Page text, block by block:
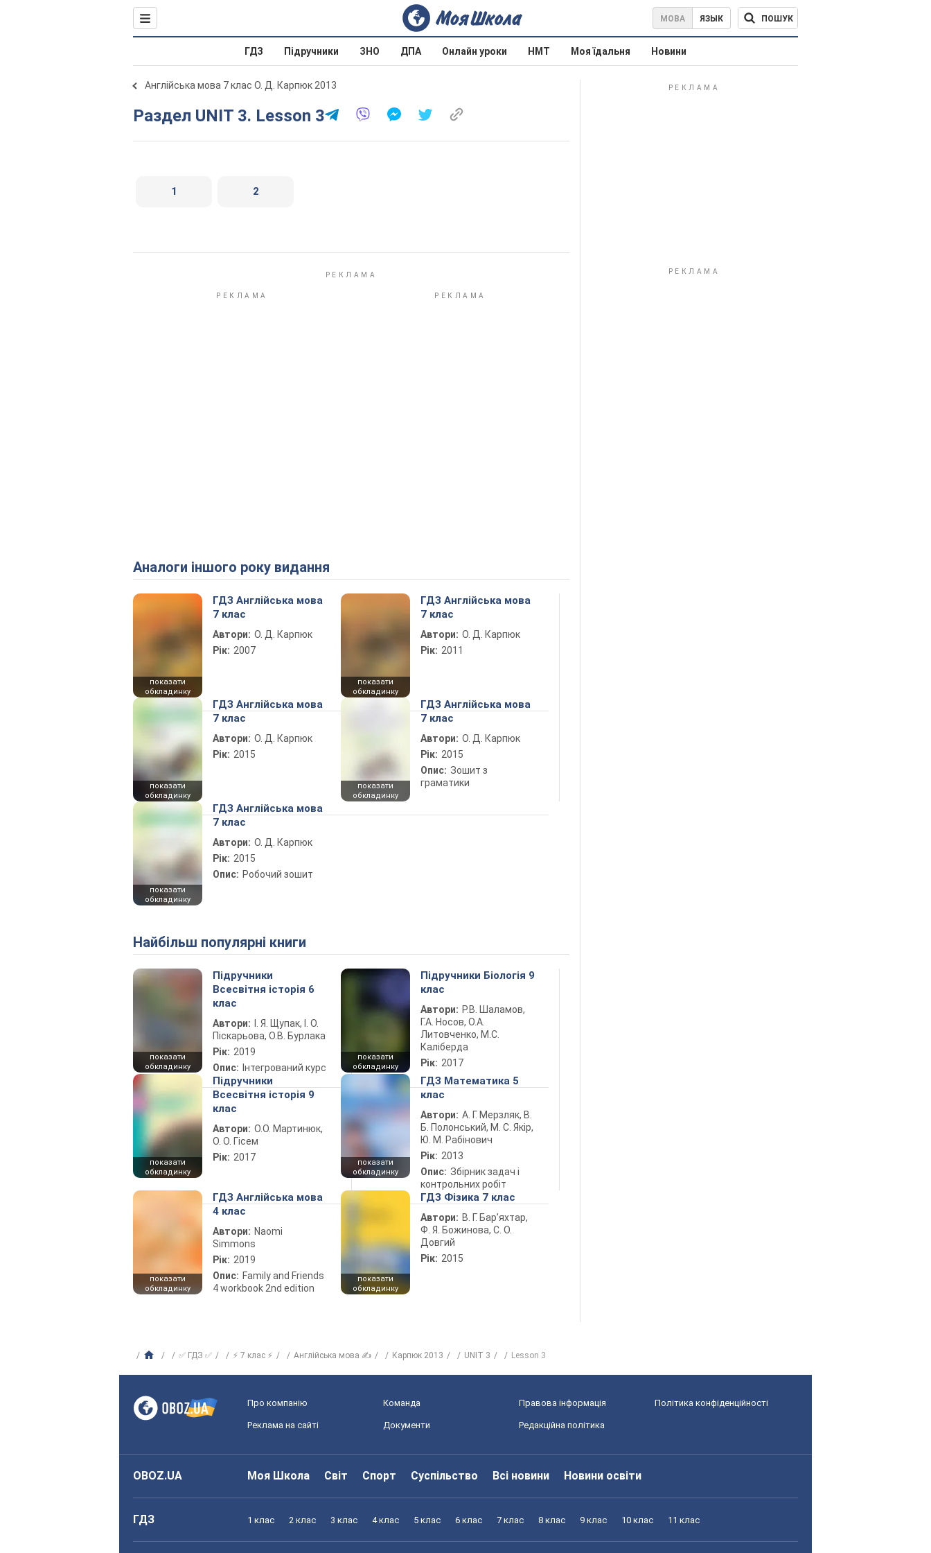
МОВА ЯЗЫК ПОШУК
ГДЗ Підручники ЗНО ДПА Онлайн уроки НМТ Моя їдальня Новини
Англійська мова 7 клас О. Д. Карпюк 2013
Раздел UNIT 3. Lesson 3
1 2
Аналоги іншого року видання
показати
обкладинку
ГДЗ Англійська мова
7 клас
Автори: О. Д. Карпюк
Рік: 2007
показати
обкладинку
ГДЗ Англійська мова
7 клас
Автори: О. Д. Карпюк
Рік: 2011
показати
обкладинку
ГДЗ Англійська мова
7 клас
Автори: О. Д. Карпюк
Рік: 2015
показати
обкладинку
ГДЗ Англійська мова
7 клас
Автори: О. Д. Карпюк
Рік: 2015
Опис: Зошит з
граматики
показати
обкладинку
ГДЗ Англійська мова
7 клас
Автори: О. Д. Карпюк
Рік: 2015
Опис: Робочий зошит
Найбільш популярні книги
показати
обкладинку
Підручники
Всесвітня історія 6
клас
Автори:
І. Я. Щупак, І. О.
Піскарьова, О.В. Бурлака
Рік: 2019
Опис: Інтегрований курс
показати
обкладинку
Підручники Біологія 9
клас
Автори: Р.В. Шаламов,
Г.А. Носов, О.А.
Литовченко, М.С.
Каліберда
Рік: 2017
показати
обкладинку
Підручники
Всесвітня історія 9
клас
Автори: О.О. Мартинюк,
О. О. Гісем
Рік: 2017
показати
обкладинку
ГДЗ Математика 5
клас
Автори: А. Г. Мерзляк, В.
Б. Полонський, М. С. Якір,
Ю. М. Рабінович
Рік: 2013
Опис: Збірник задач і
контрольних робіт
показати
обкладинку
ГДЗ Англійська мова
4 клас
Автори: Naomi
Simmons
Рік: 2019
Опис: Family and Friends
4 workbook 2nd edition
показати
обкладинку
ГДЗ Фізика 7 клас
Автори: В. Г. Бар’яхтар,
Ф. Я. Божинова, С. О.
Довгий
Рік: 2015
✅ ГДЗ ✅ ⚡ 7 клас ⚡ Англійська мова ✍ Карпюк 2013 UNIT 3 Lesson 3
Про компанію Команда Правова інформація Політика конфіденційності
Реклама на сайті Документи Редакційна політика
OBOZ.UA Моя Школа Світ Спорт Суспільство Всі новини Новини освіти
ГДЗ 1 клас 2 клас 3 клас 4 клас 5 клас 6 клас 7 клас 8 клас 9 клас 10 клас 11 клас